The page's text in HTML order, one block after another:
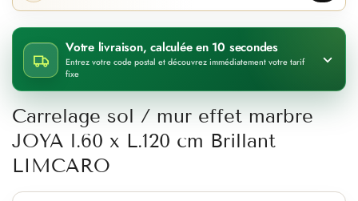
Votre livraison, calculée en 10 secondes
Entrez votre code postal et découvrez immédiatement votre tarif
fixe
Carrelage sol / mur effet marbre
JOYA l.60 x L.120 cm Brillant
LIMCARO